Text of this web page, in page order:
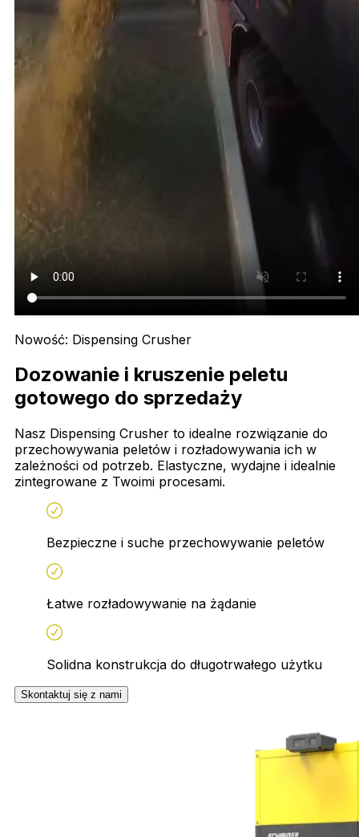
Nowość: Dispensing Crusher
Dozowanie i kruszenie peletu
gotowego do sprzedaży
Nasz Dispensing Crusher to idealne rozwiązanie do
przechowywania peletów i rozładowywania ich w
zależności od potrzeb. Elastyczne, wydajne i idealnie
zintegrowane z Twoimi procesami.
Bezpieczne i suche przechowywanie peletów
Łatwe rozładowywanie na żądanie
Solidna konstrukcja do długotrwałego użytku
Skontaktuj się z nami